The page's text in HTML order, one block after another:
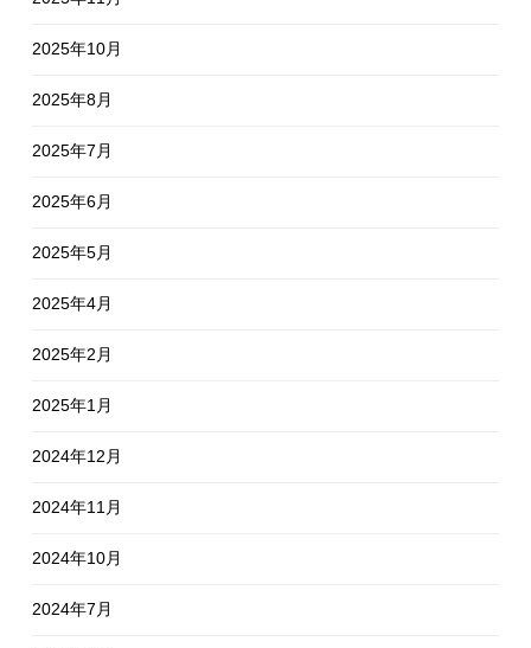
2025年10月
2025年8月
2025年7月
2025年6月
2025年5月
2025年4月
2025年2月
2025年1月
2024年12月
2024年11月
2024年10月
2024年7月